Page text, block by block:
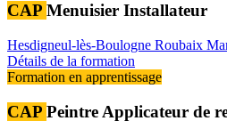
CAP Menuisier Installateur
Hesdigneul-lès-Boulogne Roubaix
Détails de la formation
Formation en apprentissage
CAP Peintre Applicateur de